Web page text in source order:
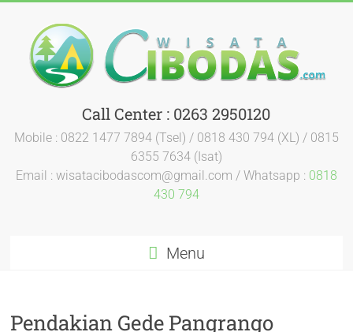
Call Center : 0263 2950120
Mobile : 0822 1477 7894 (Tsel) / 0818 430 794 (XL) / 0815
6355 7634 (Isat)
Email : wisatacibodascom@gmail.com / Whatsapp : 0818
430 794
Menu
Pendakian Gede Pangrango